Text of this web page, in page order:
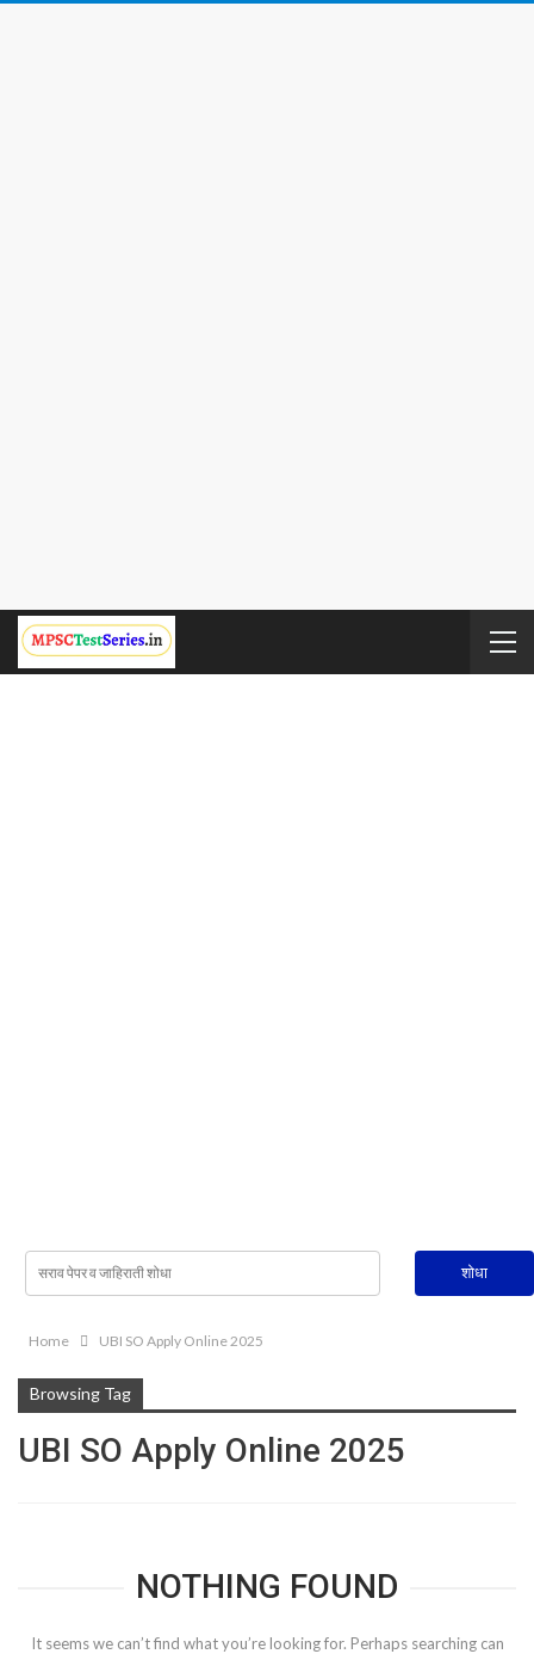
Home UBI SO Apply Online 2025
Browsing Tag
UBI SO Apply Online 2025
NOTHING FOUND
It seems we can’t find what you’re looking for. Perhaps searching can